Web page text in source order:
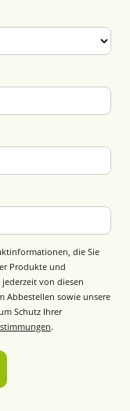
die Sie
Produkte und
von diesen
Abbestellen sowie unsere
Schutz Ihrer
.